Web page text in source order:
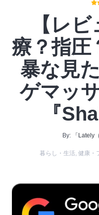
【レ
療？指圧
暴な見
ゲマッ
『
By: 「Lately
暮らし・生活, 健康・